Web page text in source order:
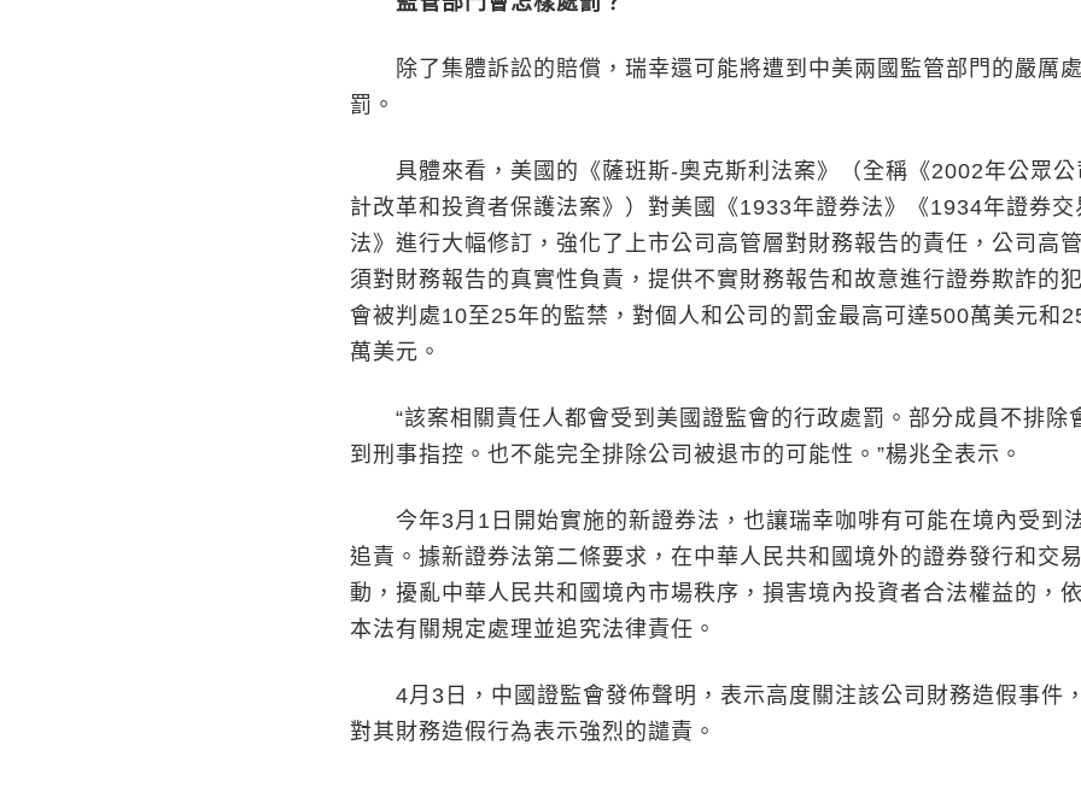
除了集體訴訟的賠償，瑞幸還可能將遭到中美兩國監管部門的嚴厲處
罰。
具體來看，美國的《薩班斯-奧克斯利法案》（全稱《2002年公眾公
計改革和投資者保護法案》）對美國《1933年證券法》《1934年證券交
法》進行大幅修訂，強化了上市公司高管層對財務報告的責任，公司高
須對財務報告的真實性負責，提供不實財務報告和故意進行證券欺詐的
會被判處10至25年的監禁，對個人和公司的罰金最高可達500萬美元和
萬美元。
“該案相關責任人都會受到美國證監會的行政處罰。部分成員不排除
到刑事指控。也不能完全排除公司被退市的可能性。”楊兆全表示。
今年3月1日開始實施的新證券法，也讓瑞幸咖啡有可能在境內受到
追責。據新證券法第二條要求，在中華人民共和國境外的證券發行和交
動，擾亂中華人民共和國境內市場秩序，損害境內投資者合法權益的，
本法有關規定處理並追究法律責任。
4月3日，中國證監會發佈聲明，表示高度關注該公司財務造假事件
對其財務造假行為表示強烈的譴責。